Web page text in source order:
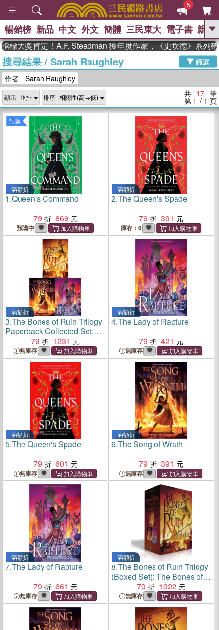
5
GO
熱搜： 東野圭吾 高希均教授回憶錄
、 The Odyssey 、 父親節 、 如果歷
獎 臺灣漫遊錄 、 方念華 、 台灣的李
登輝時代
數學女孩：黎曼猜想 、
偉大的迷走神經
暢銷榜 新品 中文 外文 簡體 三民東大 電子書 親子
大獎肯定！A.F. Steadman 獲年度作家，《史坎德》系列帶你
搜尋結果/ Sarah Raughley
篩選
作者：Sarah Raughley
顯示 排序 共 17 筆
第 1 / 1 頁
預購
滿額折
1.Queen's Command
79
869
預購中
滿額折
2.The Queen's Spade
79
391
庫存：6
滿額折
3.The Bones of Ruin Trilogy
Paperback Collected Set:
The Bones of Ruin; The
Song of Wrath; The Lady of
Rapture
79 1231
無庫存
滿額折
4.The Lady of Rapture
79
421
無庫存
滿額折
5.The Queen's Spade
79
601
無庫存
滿額折
6.The Song of Wrath
79
391
無庫存
滿額折
7.The Lady of Rapture
79
661
無庫存
滿額折
8.The Bones of Ruin Trilogy
(Boxed Set): The Bones of
Ruin; The Song of Wrath;
The Lady of Rapture
79 1922
無庫存